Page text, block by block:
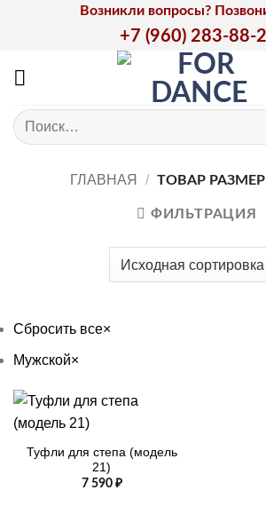
Возникли вопросы?
+7 (960) 283-88-
Искать:
ГЛАВНАЯ / ТОВАР РАЗМЕР
ФИЛЬТРАЦИЯ
Сбросить все×
Мужской×
Туфли для степа (модель
21)
7 590 ₽